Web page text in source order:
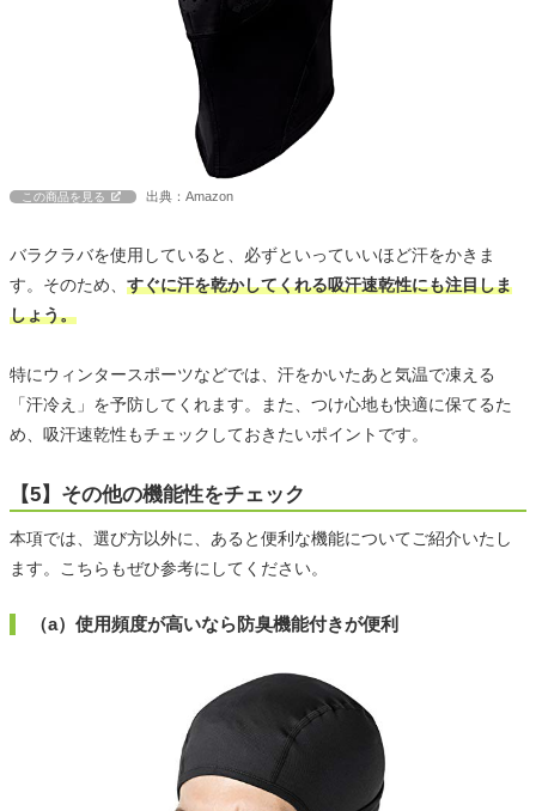
この商品を見る 出典：Amazon
バラクラバを使用していると、必ずといっていいほど汗をかきま
す。そのため、 すぐに汗を乾かしてくれる吸汗速乾性にも注目しま
しょう。
特にウィンタースポーツなどでは、汗をかいたあと気温で凍える
「汗冷え」を予防してくれます。また、つけ心地も快適に保てるた
め、吸汗速乾性もチェックしておきたいポイントです。
【5】その他の機能性をチェック
本項では、選び方以外に、あると便利な機能についてご紹介いたし
ます。こちらもぜひ参考にしてください。
（a）使用頻度が高いなら防臭機能付きが便利